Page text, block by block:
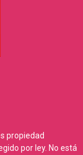
propiedad
por ley. No está